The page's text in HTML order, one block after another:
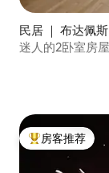
民居 ｜ 布达佩斯
迷人的2卧室房屋
热门「房客推荐
房客推荐